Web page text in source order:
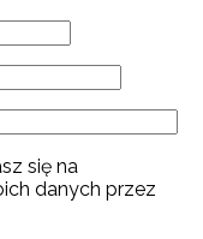
się na
danych przez